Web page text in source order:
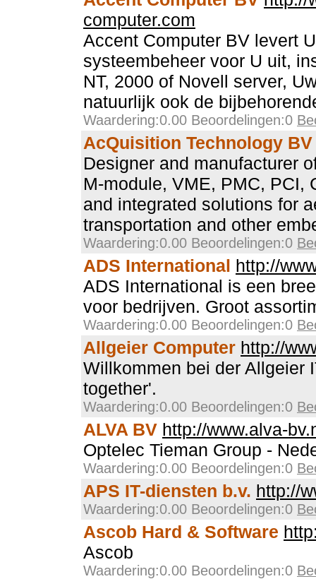
computer.com
Accent Computer BV levert
systeembeheer voor U uit,
NT, 2000 of Novell server,
natuurlijk ook de
Waardering:0.00 Beoordelingen:0
AcQuisition Technology BV
Designer and manufacturer
M-module, VME, PMC, PCI,
and integrated solutions for
transportation and other
Waardering:0.00 Beoordelingen:0
ADS International http://
ADS International is een
voor bedrijven. Groot
Waardering:0.00 Beoordelingen:0
Allgeier Computer http://
Willkommen bei der Allgeier
together'.
Waardering:0.00 Beoordelingen:0
ALVA BV http://www.alva-
Optelec Tieman Group -
Waardering:0.00 Beoordelingen:0
APS IT-diensten b.v. http://
Waardering:0.00 Beoordelingen:0
Ascob Hard & Software
Ascob
Waardering:0.00 Beoordelingen:0